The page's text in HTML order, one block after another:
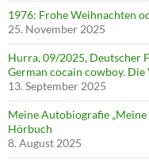
1976: Frohe Weihnachten
25. November 2025
Hurra, 09/2025, Deutscher
German cocain cowboy. Die
13. September 2025
Meine Autobiografie
Hörbuch
8. August 2025